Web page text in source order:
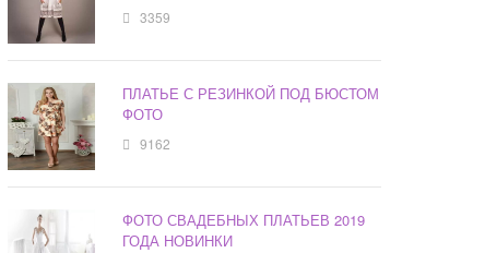
3359
ПЛАТЬЕ С РЕЗИНКОЙ ПОД БЮСТОМ
ФОТО
9162
ФОТО СВАДЕБНЫХ ПЛАТЬЕВ 2019
ГОДА НОВИНКИ